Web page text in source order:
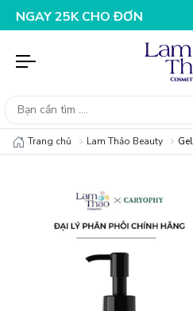
CHO ĐƠN HÀNG 199K
Trang chủ Lam Thảo Beauty